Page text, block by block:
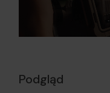
Podgląd